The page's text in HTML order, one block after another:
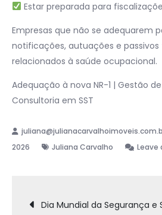
Estar preparada para
Empresas que não se adequarem
notificações, autuações e passivos
relacionados à saúde ocupacional.
Adequação à nova NR-1 | Gestão
Consultoria em SST
2026
Juliana Carvalho Leave
Dia Mundial da Segurança e